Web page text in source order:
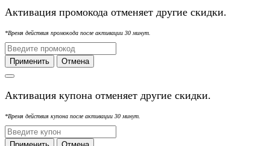
Активация промокода отменяет другие скидки.
*Время действия промокода после активации 30 минут.
Применить Отмена
Активация купона отменяет другие скидки.
*Время действия купона после активации 30 минут.